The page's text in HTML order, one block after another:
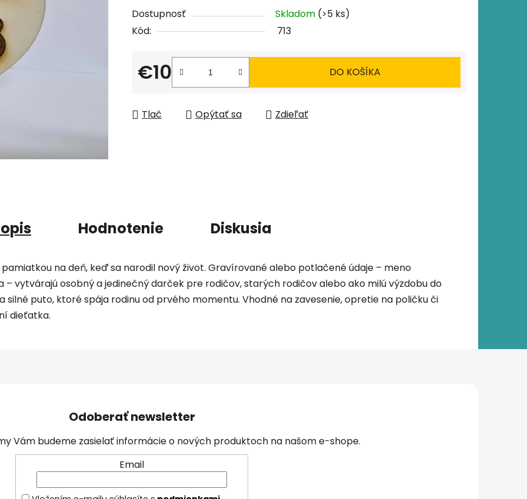
z
5
Dostupnosť Skladom (>5 ks)
Kód:
713
€10
Jednotková cena:
DO KOŠÍKA
Tlač Opýtať sa Zdieľať
Hodnotenie Diskusia
na deň, keď sa narodil nový život. Gravírované alebo potlačené údaje – meno
– vytvárajú osobný a jedinečný darček pre rodičov, starých rodičov alebo ako milú výzdobu do
silné puto, ktoré spája rodinu od prvého momentu. Vhodné na zavesenie, opretie na poličku či
dieťatka.
Odoberať newsletter
Vám budeme zasielať informácie o nových produktoch na našom e-shope.
Email